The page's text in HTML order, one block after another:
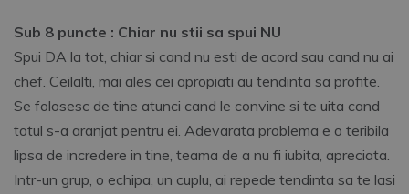
Sub 8 puncte : Chiar nu stii sa spui NU
Spui DA la tot, chiar si cand nu esti de acord sau cand nu ai
chef. Ceilalti, mai ales cei apropiati au tendinta sa profite.
Se folosesc de tine atunci cand le convine si te uita cand
totul s-a aranjat pentru ei. Adevarata problema e o teribila
lipsa de incredere in tine, teama de a nu fi iubita, apreciata.
Intr-un grup, o echipa, un cuplu, ai repede tendinta sa te lasi